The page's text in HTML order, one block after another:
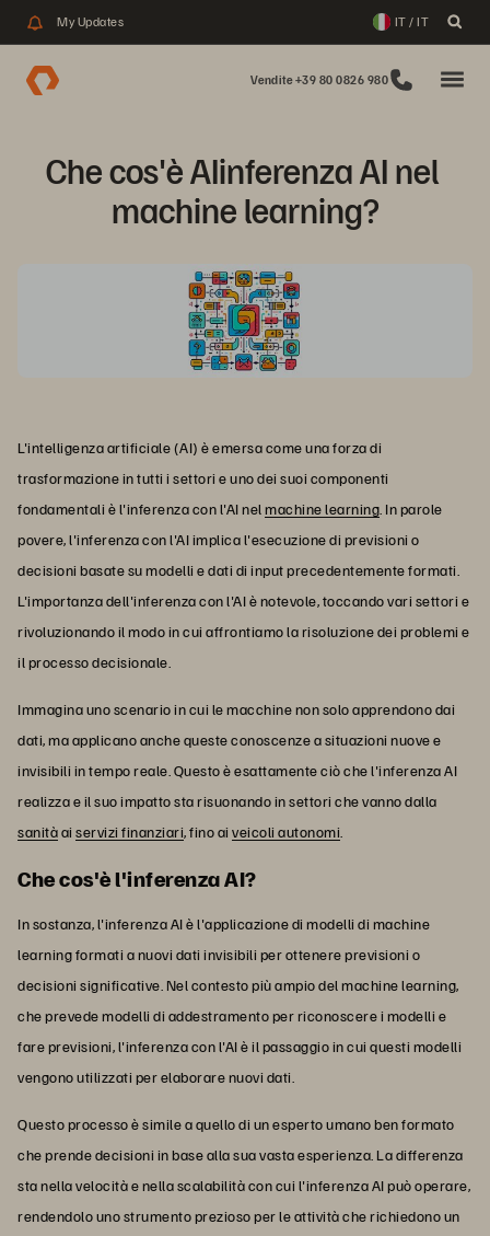
My Updates IT / IT
Vendite +39 80 0826 980
Che cos'è AIinferenza AI nel
machine learning?
L'intelligenza artificiale (AI) è emersa come una forza di
trasformazione in tutti i settori e uno dei suoi componenti
fondamentali è l'inferenza con l'AI nelmachine learning . In parole
povere, l'inferenza con l'AI implica l'esecuzione di previsioni o
decisioni basate su modelli e dati di input precedentemente formati.
L'importanza dell'inferenza con l'AI è notevole, toccando vari settori e
rivoluzionando il modo in cui affrontiamo la risoluzione dei problemi e
il processo decisionale.
Immagina uno scenario in cui le macchine non solo apprendono dai
dati, ma applicano anche queste conoscenze a situazioni nuove e
invisibili in tempo reale. Questo è esattamente ciò che l'inferenza AI
realizza e il suo impatto sta risuonando in settori che vanno dalla
sanitàai servizi finanziari, fino ai veicoli autonomi
Che cos'è l'inferenza AI?
In sostanza, l'inferenza AI è l'applicazione di modelli di machine
learning formati a nuovi dati invisibili per ottenere previsioni o
decisioni significative. Nel contesto più ampio del machine learning,
che prevede modelli di addestramento per riconoscere i modelli e
fare previsioni, l'inferenza con l'AI è il passaggio in cui questi modelli
vengono utilizzati per elaborare nuovi dati.
Questo processo è simile a quello di un esperto umano ben formato
che prende decisioni in base alla sua vasta esperienza. La differenza
sta nella velocità e nella scalabilità con cui l'inferenza AI può operare,
rendendolo uno strumento prezioso per le attività che richiedono un